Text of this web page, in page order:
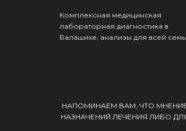
Комплексная медицинская
лабораторная диагностика в
Балашихе, анализы для всей
НАПОМИНАЕМ ВАМ, ЧТО
НАЗНАЧЕНИЙ ЛЕЧЕНИЯ ЛИБО